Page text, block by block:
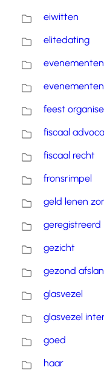
eiwitten
elitedating
feest
fiscaal
fiscaal recht
fronsrimpel
geld lenen
gezicht
gezond
glasvezel
glasvezel
goed
haar